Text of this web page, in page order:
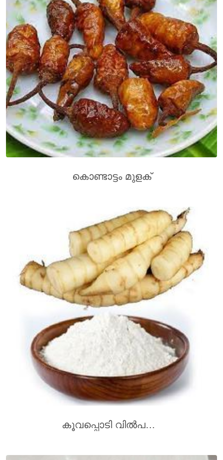
കൊണ്ടാട്ടം മുളക്
കൂവപ്പൊടി വിൽപനക്ക്